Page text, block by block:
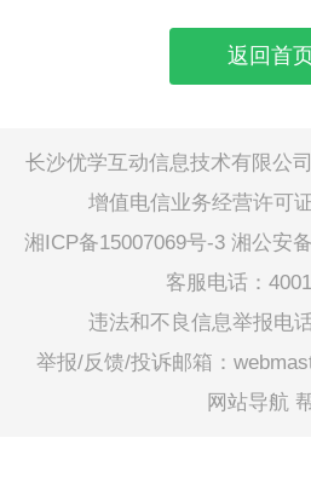
返回首
长沙优学互动信息技术有限公
增值电信业务经营许可
湘ICP备15007069号-3 湘公安
客服电话：
违法和不良信息举报电
举报/反馈/投诉邮箱：
网站导航